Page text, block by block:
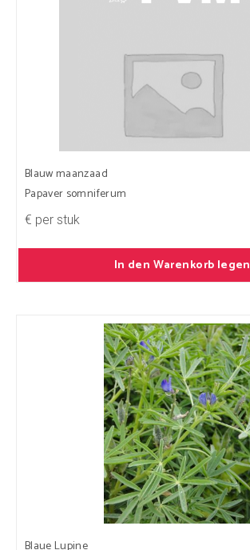
Blauw maanzaad
Papaver somniferum
€ per stuk
In den Warenkorb legen